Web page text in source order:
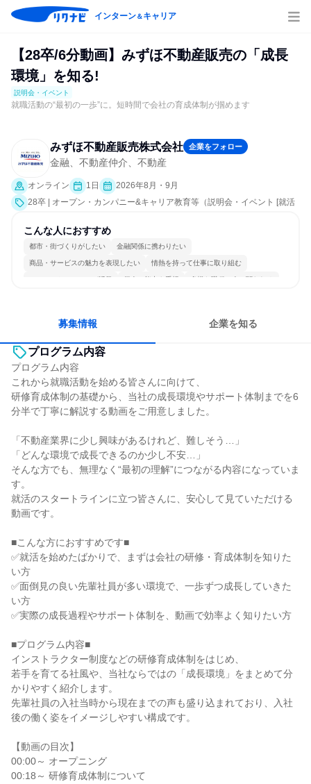
インターン＆キャリア
【28卒/6分動画】みずほ不動産販売の「成長
環境」を知る!
説明会・イベント
就職活動の“最初の一歩”に。短時間で会社の育成体制が掴めます
みずほ不動産販売株式会社 企業をフォロー
金融、不動産仲介、不動産
オンライン 1日
2026年8月・9月
28卒 | オープン・カンパニー&キャリア教育等（説明会・イベント [就活
こんな人におすすめ
都市・街づくりがしたい 金融関係に携わりたい
商品・サービスの魅力を表現したい 情熱を持って仕事に取り組む
コミュニケーションが活発 個人の能力を重視 多様な職種の人と関われる
募集情報 企業を知る
プログラム内容
プログラム内容
これから就職活動を始める皆さんに向けて、
研修育成体制の基礎から、当社の成長環境やサポート体制までを6
分半で丁寧に解説する動画をご用意しました。
「不動産業界に少し興味があるけれど、難しそう…」
「どんな環境で成長できるのか少し不安…」
そんな方でも、無理なく“最初の理解”につながる内容になっていま
す。
就活のスタートラインに立つ皆さんに、安心して見ていただける
動画です。
■こんな方におすすめです■
✅就活を始めたばかりで、まずは会社の研修・育成体制を知りた
い方
✅面倒見の良い先輩社員が多い環境で、一歩ずつ成長していきた
い方
✅実際の成長過程やサポート体制を、動画で効率よく知りたい方
■プログラム内容■
インストラクター制度などの研修育成体制をはじめ、
若手を育てる社風や、当社ならではの「成長環境」をまとめて分
かりやすく紹介します。
先輩社員の入社当時から現在までの声も盛り込まれており、入社
後の働く姿をイメージしやすい構成です。
【動画の目次】
00:00～ オープニング
00:18～ 研修育成体制について